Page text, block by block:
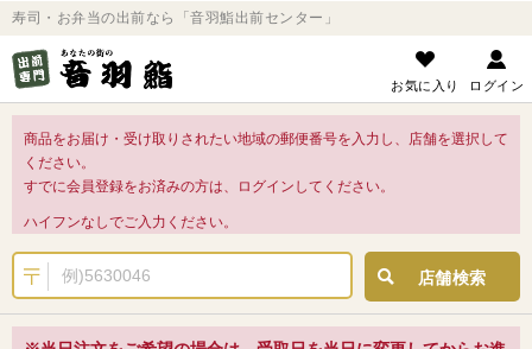
寿司・お弁当の出前なら「音羽鮨出前センター」
お気に入り ログイン
商品をお届け・受け取りされたい地域の郵便番号を入力し、店舗を選択して
ください。
すでに会員登録をお済みの方は、ログインしてください。
ハイフンなしでご入力ください。
店舗検索